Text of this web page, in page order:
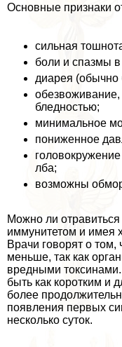
Основные признаки
сильная
боли и спазмы
диарея (обычно
обезвоживание,
бледностью;
минимальное
пониженное
лба;
возможны
Можно ли
иммунитетом и имея
Врачи говорят о
меньше, так как
вредными
быть как коротким и
более
появления первых
несколько суток.